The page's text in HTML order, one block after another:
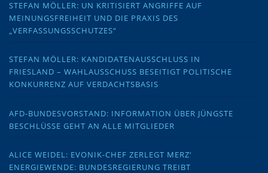
STEFAN MÖLLER: UN KRITISIERT ANGRIFFE AUF
MEINUNGSFREIHEIT UND DIE PRAXIS DES
„VERFASSUNGSSCHUTZES“
STEFAN MÖLLER: KANDIDATENAUSSCHLUSS IN
FRIESLAND – WAHLAUSSCHUSS BESEITIGT POLITISCHE
KONKURRENZ AUF VERDACHTSBASIS
AFD-BUNDESVORSTAND: INFORMATION ÜBER JÜNGSTE
BESCHLÜSSE GEHT AN ALLE MITGLIEDER
ALICE WEIDEL: EVONIK-CHEF ZERLEGT MERZ‘
ENERGIEWENDE: BUNDESREGIERUNG TREIBT